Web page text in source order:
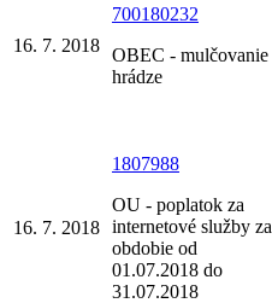
16. 7. 2018
700180232
OBEC - mulčovanie
hrádze
16. 7. 2018
1807988
OU - poplatok za
internetové služby za
obdobie od
01.07.2018 do
31.07.2018